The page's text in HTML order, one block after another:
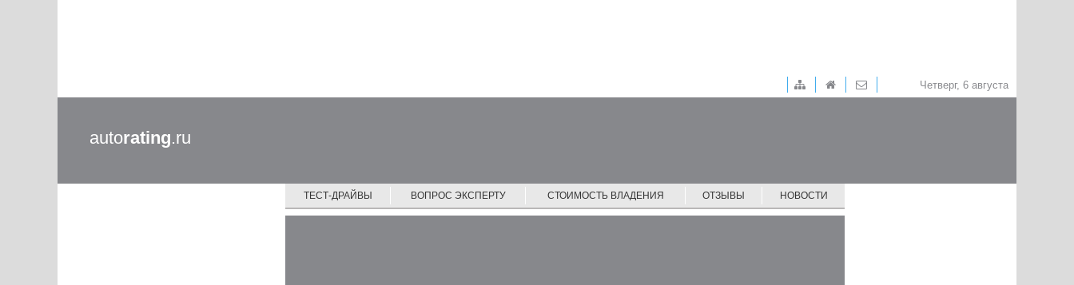
Четверг, 6 августа
autorating.ru
ТЕСТ-ДРАЙВЫ ВОПРОС ЭКСПЕРТУ СТОИМОСТЬ ВЛАДЕНИЯ ОТЗЫВЫ НОВОСТИ